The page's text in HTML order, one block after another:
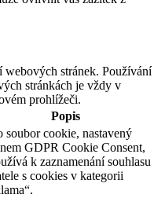
webových stránek. Používání
stránkách je vždy v
prohlížeči.
Popis
soubor cookie, nastavený
GDPR Cookie Consent,
k zaznamenání souhlasu
s cookies v kategorii